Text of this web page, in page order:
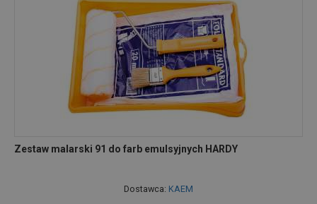
Zestaw malarski 91 do farb emulsyjnych HARDY
Dostawca: KAEM